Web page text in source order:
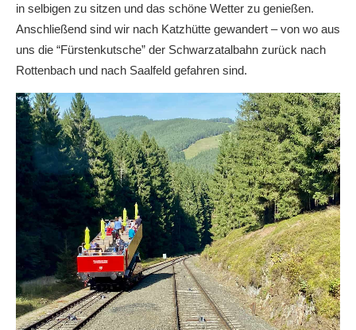
in selbigen zu sitzen und das schöne Wetter zu genießen.
Anschließend sind wir nach Katzhütte gewandert – von wo aus
uns die “Fürstenkutsche” der Schwarzatalbahn zurück nach
Rottenbach und nach Saalfeld gefahren sind.